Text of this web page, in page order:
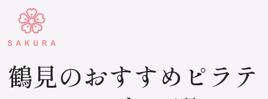
鶴見のおすすめピラテ